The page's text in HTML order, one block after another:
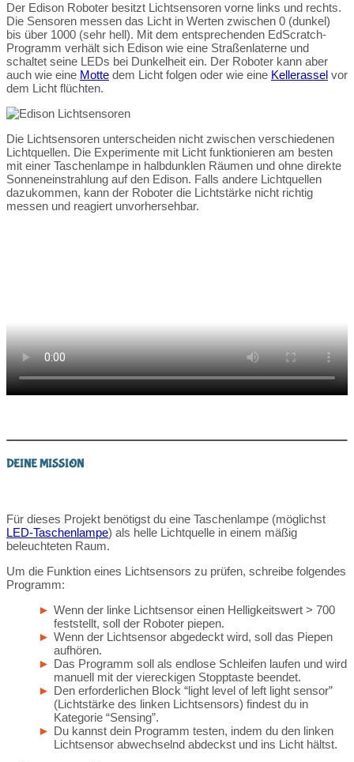
Der Edison Roboter besitzt Lichtsensoren vorne links und rechts.
Die Sensoren messen das Licht in Werten zwischen 0 (dunkel)
bis über 1000 (sehr hell). Mit dem entsprechenden EdScratch-
Programm verhält sich Edison wie eine Straßenlaterne und
schaltet seine LEDs bei Dunkelheit ein. Der Roboter kann aber
auch wie eine Motte dem Licht folgen oder wie eine Kellerassel vor
dem Licht flüchten.
Die Lichtsensoren unterscheiden nicht zwischen verschiedenen
Lichtquellen. Die Experimente mit Licht funktionieren am besten
mit einer Taschenlampe in halbdunklen Räumen und ohne direkte
Sonneneinstrahlung auf den Edison. Falls andere Lichtquellen
dazukommen, kann der Roboter die Lichtstärke nicht richtig
messen und reagiert unvorhersehbar.
DEINE MISSION
Für dieses Projekt benötigst du eine Taschenlampe (möglichst
LED-Taschenlampe) als helle Lichtquelle in einem mäßig
beleuchteten Raum.
Um die Funktion eines Lichtsensors zu prüfen, schreibe folgendes
Programm:
Wenn der linke Lichtsensor einen Helligkeitswert > 700
feststellt, soll der Roboter piepen.
Wenn der Lichtsensor abgedeckt wird, soll das Piepen
aufhören.
Das Programm soll als endlose Schleifen laufen und wird
manuell mit der viereckigen Stopptaste beendet.
Den erforderlichen Block “light level of left light sensor”
(Lichtstärke des linken Lichtsensors) findest du in
Kategorie “Sensing”.
Du kannst dein Programm testen, indem du den linken
Lichtsensor abwechselnd abdeckst und ins Licht hältst.